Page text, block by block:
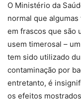
O Ministério da
normal que
em frascos que são
usem timerosal –
tem sido utilizado
contaminação por
entretanto, é
os efeitos